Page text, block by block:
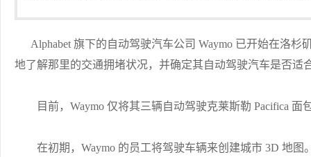
Alphabet 旗下的自动驾驶汽车公司 Waymo 已开始在洛杉
地了解那里的交通拥堵状况，并确定其自动驾驶汽车是否适
目前，Waymo 仅将其三辆自动驾驶克莱斯勒 Pacifica 面
在初期，Waymo 的员工将驾驶车辆来创建城市 3D 地图